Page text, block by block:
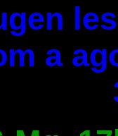
a